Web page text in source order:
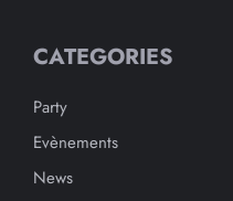
CATEGORIES
Party
Evènements
News